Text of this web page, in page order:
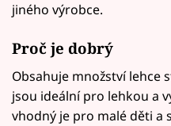
jiného výrobce.
Proč je dobrý
Obsahuje množství lehce
jsou ideální pro lehkou a
vhodný je pro malé děti a